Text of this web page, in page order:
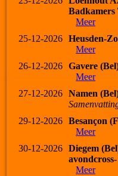
Badkamers
Meer
25-12-2026
Heusden-
Meer
26-12-2026
Gavere
Meer
27-12-2026
Namen
29-12-2026
Besançon
Meer
30-12-2026
Diegem
avondcross-
Meer